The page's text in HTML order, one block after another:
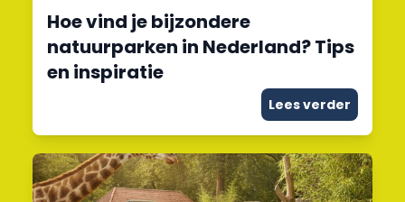
Hoe vind je bijzondere
natuurparken in Nederland? Tips
en inspiratie
Lees verder